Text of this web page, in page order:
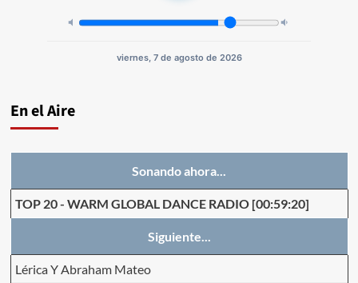
viernes, 7 de agosto de 2026
En el Aire
Sonando ahora...
TOP 20- WARM GLOBAL DANCE RADIO [00:59:20]
Siguiente...
Lérica Y Abraham Mateo